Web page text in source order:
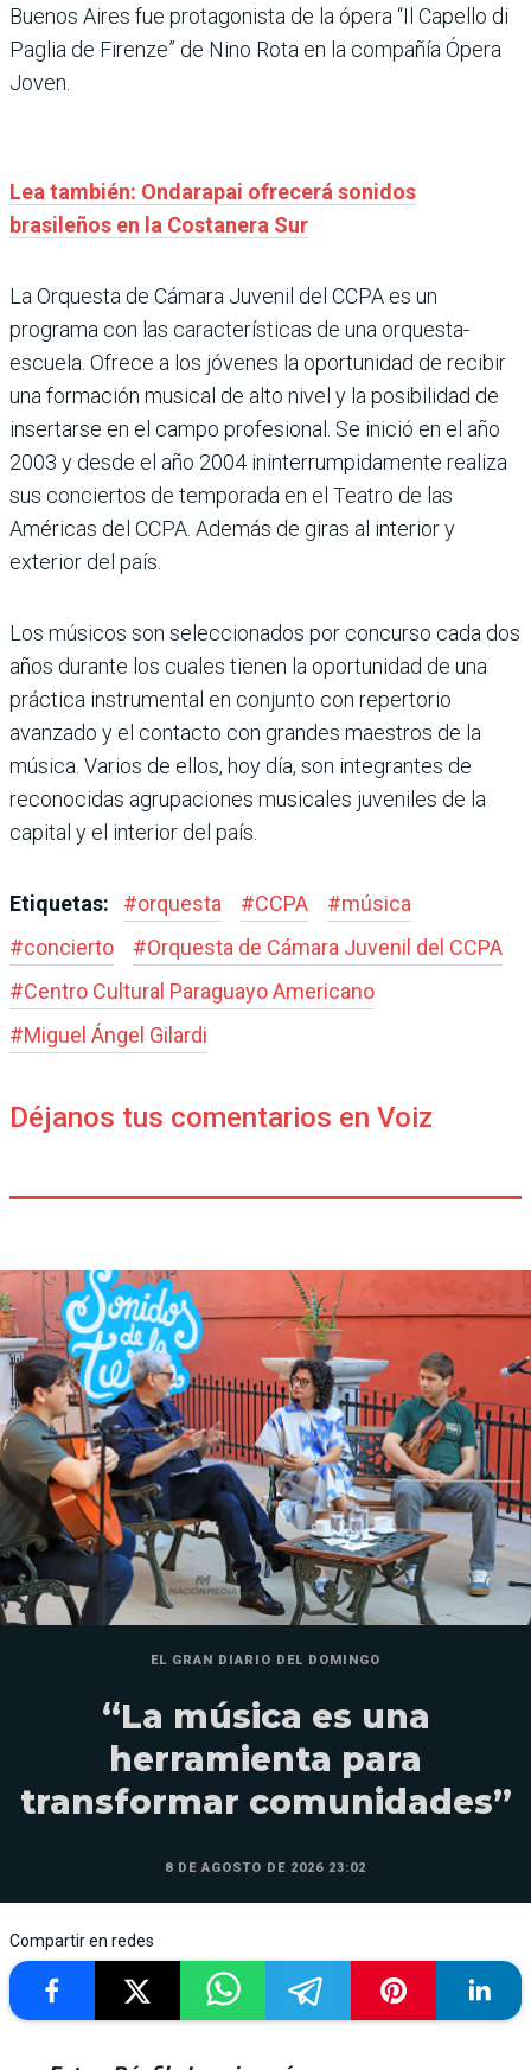
Buenos Aires fue protagonista de la ópera “Il Capello di
Paglia de Firenze” de Nino Rota en la compañía Ópera
Joven.
Lea también: Ondarapai ofrecerá sonidos
brasileños en la Costanera Sur
La Orquesta de Cámara Juvenil del CCPA es un
programa con las características de una orquesta-
escuela. Ofrece a los jóvenes la oportunidad de recibir
una formación musical de alto nivel y la posibilidad de
insertarse en el campo profesional. Se inició en el año
2003 y desde el año 2004 ininterrumpidamente realiza
sus conciertos de temporada en el Teatro de las
Américas del CCPA. Además de giras al interior y
exterior del país.
Los músicos son seleccionados por concurso cada dos
años durante los cuales tienen la oportunidad de una
práctica instrumental en conjunto con repertorio
avanzado y el contacto con grandes maestros de la
música. Varios de ellos, hoy día, son integrantes de
reconocidas agrupaciones musicales juveniles de la
capital y el interior del país.
Etiquetas: #orquesta #CCPA #música
#concierto #Orquesta de Cámara Juvenil del CCPA
#Centro Cultural Paraguayo Americano
#Miguel Ángel Gilardi
Déjanos tus comentarios en Voiz
EL GRAN DIARIO DEL DOMINGO
“La música es una
herramienta para
transformar comunidades”
8 DE AGOSTO DE 2026 23:02
Compartir en redes